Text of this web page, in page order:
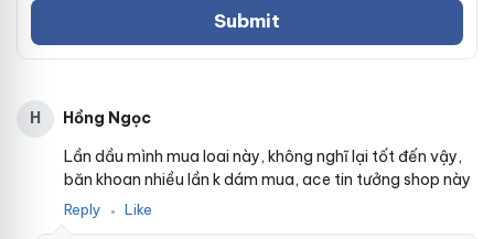
H
Hồng Ngọc
Lần dầu mình mua loai này, không nghĩ lại tốt đến vậy,
băn khoan nhiều lần k dám mua, ace tin tưởng shop này
Reply ● Like